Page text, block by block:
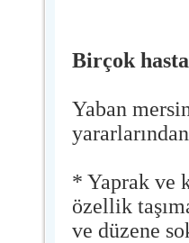
Birçok
Yaban
* Yaprak ve
özellik
ve düzene